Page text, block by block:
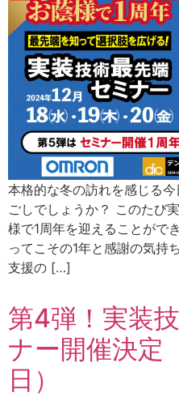
本格的な冬の訪れを感じる
ごしでしょうか？ このたび
様で1周年を迎えることがで
ってこその1年と感謝の気持
支援の […]
第4弾！実装
ナー開催決定
日）